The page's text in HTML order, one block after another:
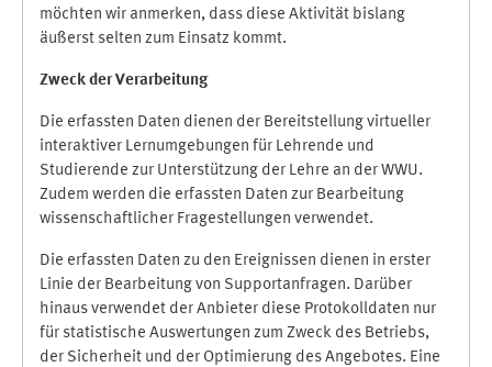
möchten wir anmerken, dass diese Aktivität bislang
äußerst selten zum Einsatz kommt.
Zweck der Verarbeitung
Die erfassten Daten dienen der Bereitstellung virtueller
interaktiver Lernumgebungen für Lehrende und
Studierende zur Unterstützung der Lehre an der WWU.
Zudem werden die erfassten Daten zur Bearbeitung
wissenschaftlicher Fragestellungen verwendet.
Die erfassten Daten zu den Ereignissen dienen in erster
Linie der Bearbeitung von Supportanfragen. Darüber
hinaus verwendet der Anbieter diese Protokolldaten nur
für statistische Auswertungen zum Zweck des Betriebs,
der Sicherheit und der Optimierung des Angebotes. Eine